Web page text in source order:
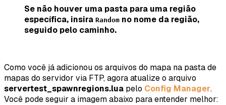
Se não houver uma pasta para uma região
específica, insira Random no nome da região,
seguido pelo caminho.
Como você já adicionou os arquivos do mapa na pasta de
mapas do servidor via FTP, agora atualize o arquivo
servertest_spawnregions.lua pelo Config Manager.
Você pode seguir a imagem abaixo para entender melhor: